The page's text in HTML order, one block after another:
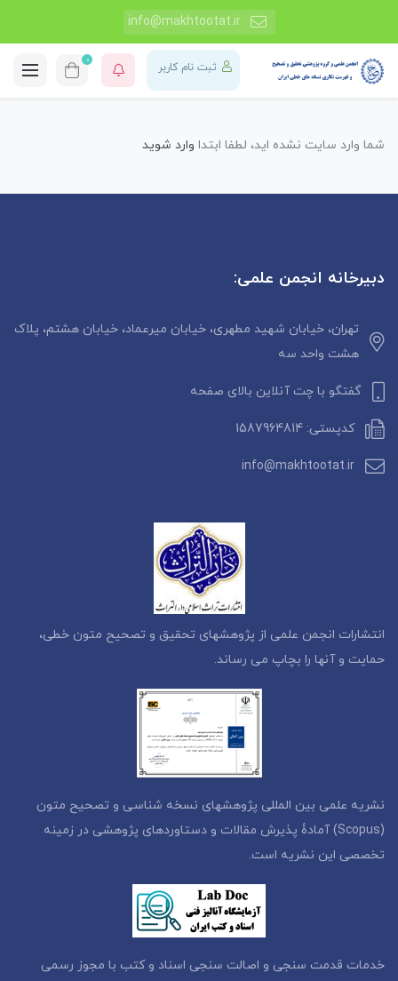
info@makhtootat.ir
ثبت نام کاربر
0
شما وارد سایت نشده اید، لطفا ابتدا وارد شوید
دبیرخانه انجمن علمی:
تهران، خیابان شهید مطهری، خیابان میرعماد، خیابان هشتم، پلاک
هشت واحد سه
گفتگو با چت آنلاین بالای صفحه
کدپستی: 1587964814
info@makhtootat.ir
انتشارات انجمن علمی از پژوهشهای تحقیق و تصحیح متون خطی،
حمایت و آنها را بچاپ می رساند.
نشریه علمی بین المللی پژوهشهای نسخه شناسی و تصحیح متون
(Scopus) آمادۀ پذیرش مقالات و دستاوردهای پژوهشی در زمینه
تخصصی این نشریه است.
خدمات قدمت سنجی و اصالت سنجی اسناد و کتب با مجوز رسمی